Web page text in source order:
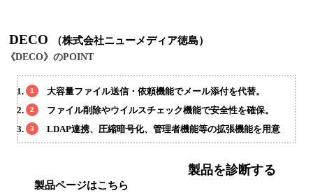
DECO （株式会社ニューメディア徳島）
《DECO》のPOINT
大容量ファイル送信・依頼機能でメール添付を代替。
ファイル削除やウイルスチェック機能で安全性を確保。
LDAP連携、圧縮暗号化、管理者機能等の拡張機能を用意
製品ページはこちら
製品を診断する